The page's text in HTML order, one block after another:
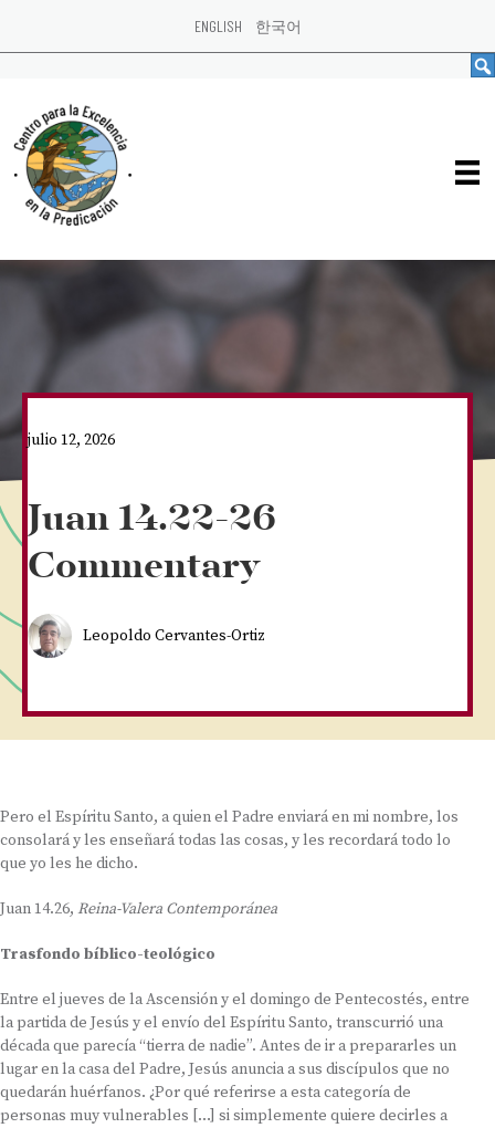
ENGLISH 한국어
julio 12, 2026
Juan 14.22-26
Commentary
Leopoldo Cervantes-Ortiz
Pero el Espíritu Santo, a quien el Padre enviará en mi nombre, los
consolará y les enseñará todas las cosas, y les recordará todo lo
que yo les he dicho.
Juan 14.26, Reina-Valera Contemporánea
Trasfondo bíblico-teológico
Entre el jueves de la Ascensión y el domingo de Pentecostés, entre
la partida de Jesús y el envío del Espíritu Santo, transcurrió una
década que parecía “tierra de nadie”. Antes de ir a prepararles un
lugar en la casa del Padre, Jesús anuncia a sus discípulos que no
quedarán huérfanos. ¿Por qué referirse a esta categoría de
personas muy vulnerables […] si simplemente quiere decirles a